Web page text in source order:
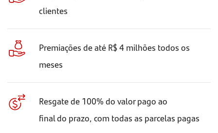
clientes
Premiações de até R$ 4 milhões todos os
meses
Resgate de 100% do valor pago ao
final do prazo, com todas as parcelas pagas